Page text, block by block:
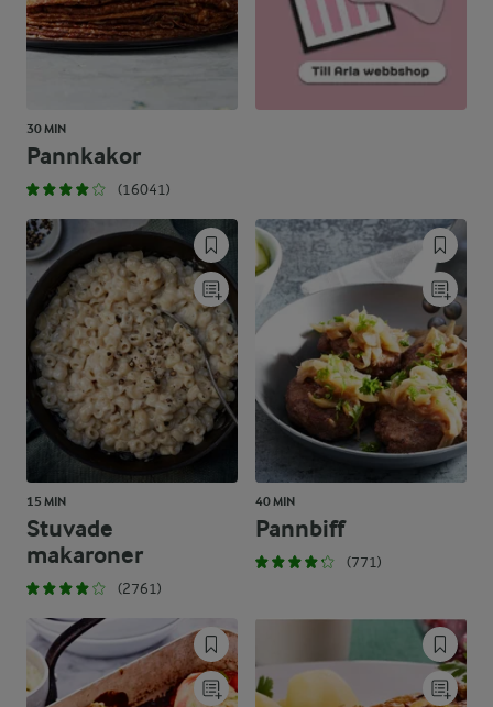
30 MIN
Pannkakor
(16041)
15 MIN
Stuvade
makaroner
(2761)
40 MIN
Pannbiff
(771)